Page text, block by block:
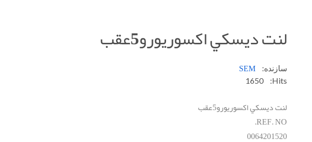
لنت ديسکي اکسوريورو5عقب
سازنده: SEM
Hits:
1650
لنت ديسکي اکسوريورو5عقب
REF. NO.
0064201520